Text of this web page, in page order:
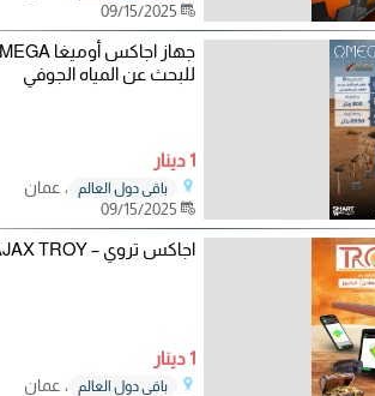
للبحث عن المياه الجوفي
1 دينار
باقي دول العالم
، عمان
اجاكس تروي – AJAX TROY
1 دينار
باقي دول العالم
، عمان